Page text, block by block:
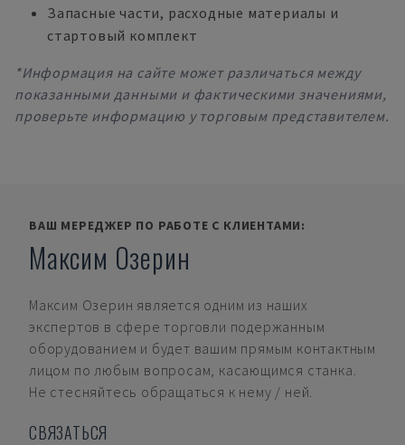
Запасные части, расходные материалы и
стартовый комплект
*Информация на сайте может различаться между
показанными данными и фактическими значениями,
проверьте информацию у торговым представителем.
ВАШ МЕРЕДЖЕР ПО РАБОТЕ С КЛИЕНТАМИ:
Максим Озерин
Максим Озерин является одним из наших
экспертов в сфере торговли подержанным
оборудованием и будет вашим прямым контактным
лицом по любым вопросам, касающимся станка.
Не стесняйтесь обращаться к нему / ней.
СВЯЗАТЬСЯ